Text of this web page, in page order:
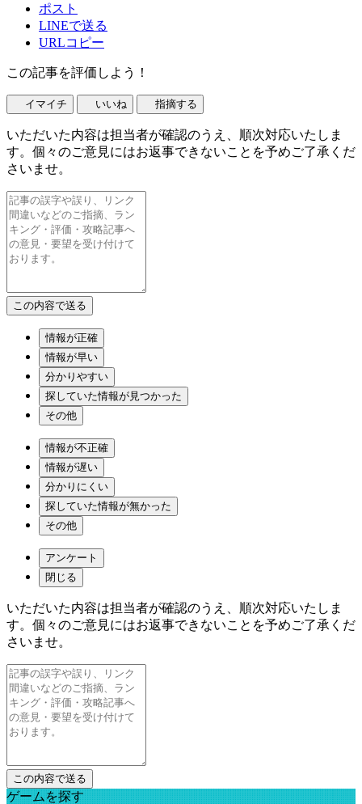
ポスト
LINEで送る
URLコピー
この記事を評価しよう！
イマイチ いいね 指摘する
いただいた内容は担当者が確認のうえ、順次対応いたしま
す。個々のご意見にはお返事できないことを予めご了承くだ
さいませ。
情報が正確
情報が早い
分かりやすい
探していた情報が見つかった
その他
情報が不正確
情報が遅い
分かりにくい
探していた情報が無かった
その他
アンケート
閉じる
いただいた内容は担当者が確認のうえ、順次対応いたしま
す。個々のご意見にはお返事できないことを予めご了承くだ
さいませ。
ゲームを探す